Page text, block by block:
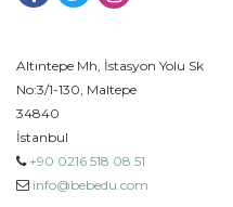
Altıntepe Mh, İstasyon Yolu Sk
No:3/1-130, Maltepe
34840
İstanbul
+90 0216 518 08 51
info@bebedu.com